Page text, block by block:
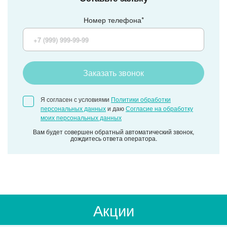
Номер телефона*
Заказать звонок
Я согласен с условиями Политики обработки
персональных данныхи даюСогласие на обработку
моих персональных данных
Вам будет совершен обратный автоматический звонок,
дождитесь ответа оператора.
Акции